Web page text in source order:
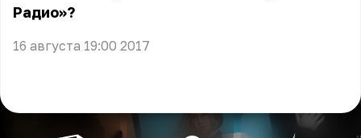
Радио»?
16 августа 19:00 2017